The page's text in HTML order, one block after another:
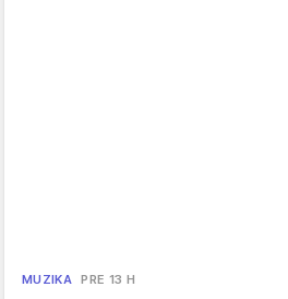
MUZIKA PRE 13 H